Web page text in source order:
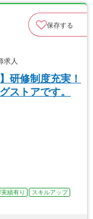
保存する
求人
研修制度充実！
ストアです。
績有り
スキルアップ